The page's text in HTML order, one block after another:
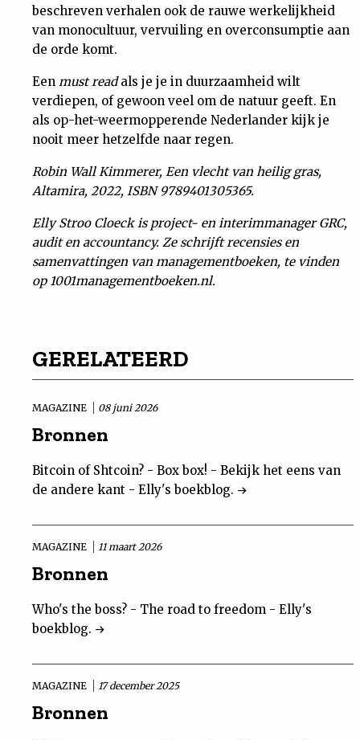
beschreven verhalen ook de rauwe werkelijkheid
van monocultuur, vervuiling en overconsumptie aan
de orde komt.
Een must readals je je in duurzaamheid wilt
verdiepen, of gewoon veel om de natuur geeft. En
als op-het-weermopperende Nederlander kijk je
nooit meer hetzelfde naar regen.
Robin Wall Kimmerer, Een vlecht van heilig gras,
Altamira, 2022, ISBN 9789401305365.
Elly Stroo Cloeck is project- en interimmanager GRC,
audit en accountancy. Ze schrijft recensies en
samenvattingen van managementboeken, te vinden
op 1001managementboeken.nl.
GERELATEERD
MAGAZINE 08 juni 2026
Bronnen
Bitcoin of Shtcoin? - Box box! - Bekijk het eens van
de andere kant - Elly's boekblog.
MAGAZINE 11 maart 2026
Bronnen
Who's the boss? - The road to freedom - Elly's
boekblog.
MAGAZINE 17 december 2025
Bronnen